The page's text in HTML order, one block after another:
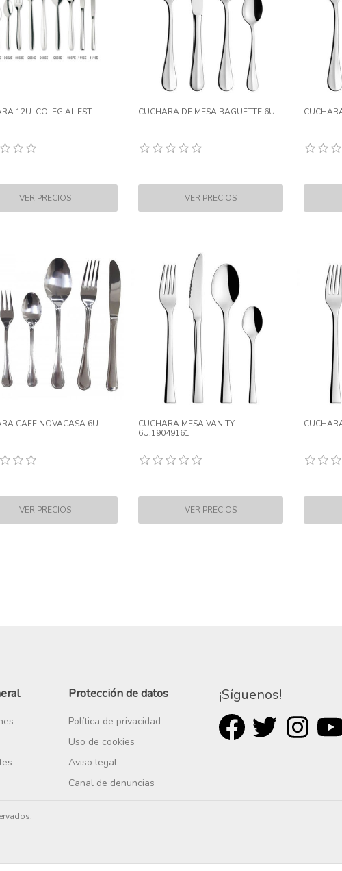
12U. COLEGIAL EST. CUCHARA DE MESA BAGUETTE 6U.
CAFE NOVACASA 6U.
CUCHARA MESA VANITY
6U.19049161
Protección de datos
Política de privacidad
Uso de cookies
Aviso legal
Canal de denuncias
¡Síguenos!